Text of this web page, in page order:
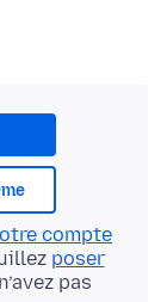
compte
poser
pas